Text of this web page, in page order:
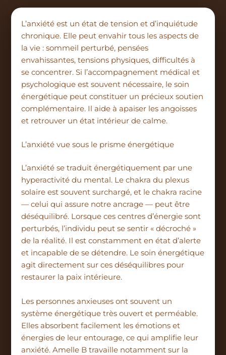
L’anxiété est un état de tension et d’inquiétude
chronique. Elle peut envahir tous les aspects de
la vie : sommeil perturbé, pensées
envahissantes, tensions physiques, difficultés à
se concentrer. Si l’accompagnement médical et
psychologique est souvent nécessaire, le soin
énergétique peut constituer un précieux soutien
complémentaire. Il aide à apaiser les angoisses
et retrouver un état intérieur de calme.
L’anxiété vue sous le prisme énergétique
L’anxiété se traduit énergétiquement par une
hyperactivité du mental. Le chakra du plexus
solaire est souvent surchargé, et le chakra racine
— celui qui assure notre ancrage — peut être
déséquilibré. Lorsque ces centres d’énergie sont
perturbés, l’individu peut se sentir « décroché »
de la réalité. Il est constamment en état d’alerte
et incapable de se détendre. Le soin énergétique
agit directement sur ces déséquilibres pour
restaurer la paix intérieure.
Les personnes anxieuses ont souvent un
système énergétique très ouvert et perméable.
Elles absorbent facilement les émotions et
énergies de leur entourage, ce qui amplifie leur
anxiété. Amelle B travaille notamment sur la